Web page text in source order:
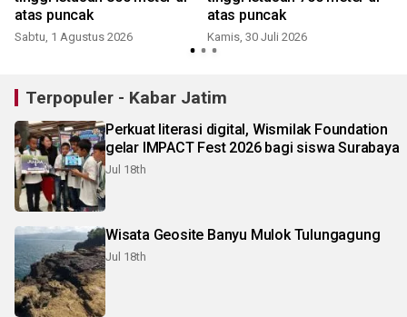
atas puncak
Sabtu, 1 Agustus 2026
atas puncak
Kamis, 30 Juli 2026
Terpopuler - Kabar Jatim
Perkuat literasi digital, Wismilak Foundation
gelar IMPACT Fest 2026 bagi siswa Surabaya
Jul 18th
Wisata Geosite Banyu Mulok Tulungagung
Jul 18th